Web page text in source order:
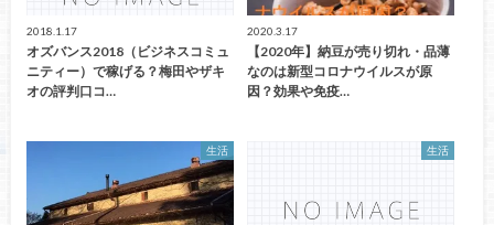
2018.1.17
オズバンス2018（ビジネスコミュ
ニティー）で稼げる？梅田やザキ
オの評判口コ…
2020.3.17
【2020年】納豆が売り切れ・品薄
なのは新型コロナウイルスが原
因？効果や免疫…
生活 生活